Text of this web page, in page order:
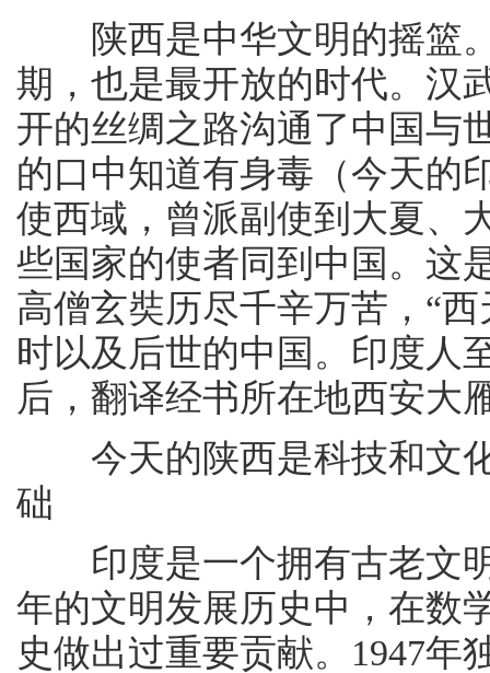
陕西是中华文明的摇篮。
期，也是最开放的时代。汉
开的丝绸之路沟通了中国与
的口中知道有身毒（今天的
使西域，曾派副使到大夏、
些国家的使者同到中国。这
高僧玄奘历尽千辛万苦，“
时以及后世的中国。印度人
后，翻译经书所在地西安大
今天的陕西是科技和文化
础
印度是一个拥有古老文明
年的文明发展历史中，在数
史做出过重要贡献。1947年